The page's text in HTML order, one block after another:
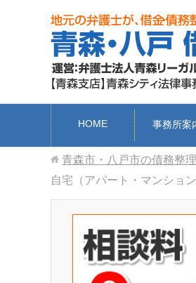
HOME 事務所案
青森市・八戸市の債務整
自宅（アパート・マンショ